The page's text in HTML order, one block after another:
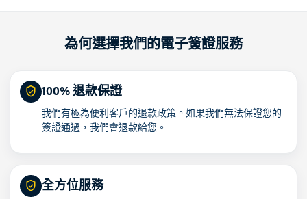
為何選擇我們的電子簽證服務
100% 退款保證
我們有極為便利客戶的退款政策。如果我們無法保證您的
簽證通過，我們會退款給您。
全方位服務